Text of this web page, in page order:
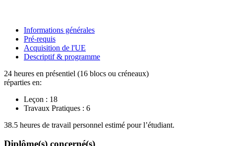
Informations générales
Pré-requis
Acquisition de l'UE
Descriptif & programme
24 heures en présentiel (16 blocs ou créneaux)
réparties en:
Leçon : 18
Travaux Pratiques : 6
38.5 heures de travail personnel estimé pour l’étudiant.